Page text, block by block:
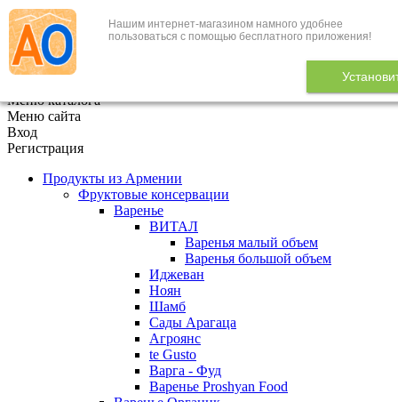
Нашим интернет-магазином намного удобнее
пользоваться с помощью бесплатного приложения!
+7 (495) 646-888-1
В корзине 0
Меню каталога
Меню сайта
Вход
Регистрация
Продукты из Армении
Фруктовые консервации
Варенье
ВИТАЛ
Варенья малый объем
Варенья большой объем
Иджеван
Ноян
Шамб
Сады Арагаца
Агроянс
te Gusto
Варга - Фуд
Варенье Proshyan Food